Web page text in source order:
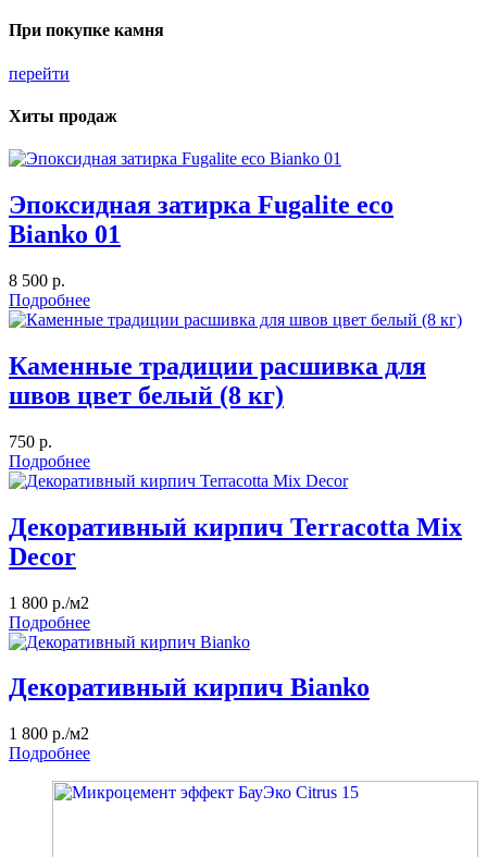
При покупке камня
перейти
Хиты продаж
Эпоксидная затирка Fugalite eco
Bianko 01
8 500 р.
Подробнее
Каменные традиции расшивка для
швов цвет белый (8 кг)
750 р.
Подробнее
Декоративный кирпич Terracotta Mix
Decor
1 800 р./м2
Подробнее
Декоративный кирпич Bianko
1 800 р./м2
Подробнее